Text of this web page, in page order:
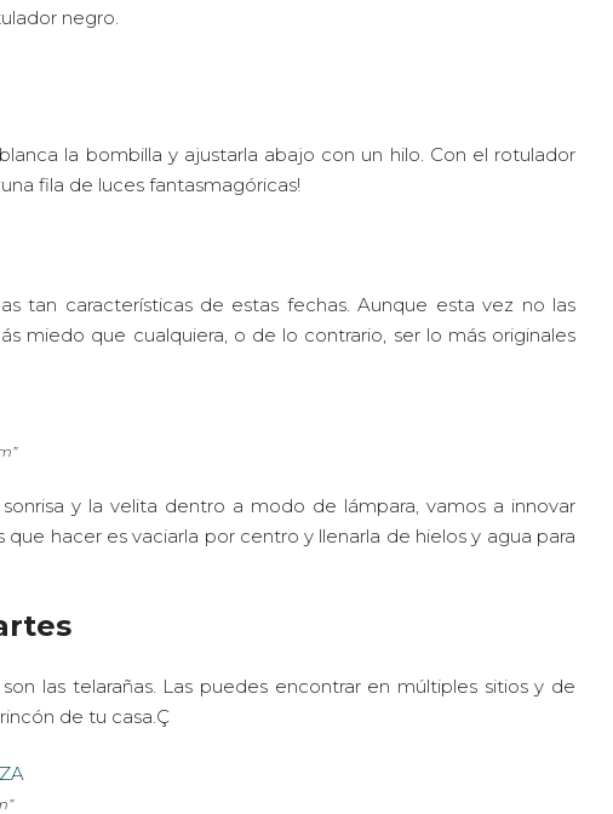
negro.
la bombilla y ajustarla abajo con un hilo. Con el rotulador
fila de luces fantasmagóricas!
tan características de estas fechas. Aunque esta vez no las
miedo que cualquiera, o de lo contrario, ser lo más originales
y la velita dentro a modo de lámpara, vamos a innovar
hacer es vaciarla por centro y llenarla de hielos y agua para
las telarañas. Las puedes encontrar en múltiples sitios y de
de tu casa.Ç